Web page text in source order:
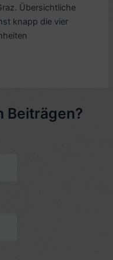
Übersichtliche
knapp die vier
Beiträgen?